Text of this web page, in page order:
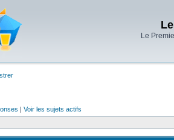
Le
| Voir les sujets actifs